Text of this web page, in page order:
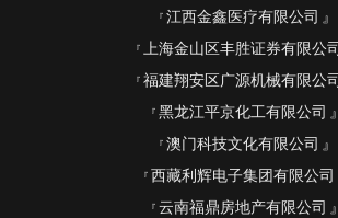
江西金鑫医疗有限公司
上海金山区丰胜证券有限公司
福建翔安区广源机械有限公司
黑龙江平京化工有限公司
澳门科技文化有限公司
西藏利辉电子集团有限公司
云南福鼎房地产有限公司